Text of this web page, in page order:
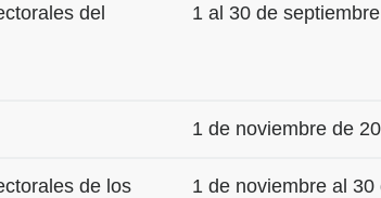
del 1 al 30 de
1 de noviembre de
de los 1 de noviembre al